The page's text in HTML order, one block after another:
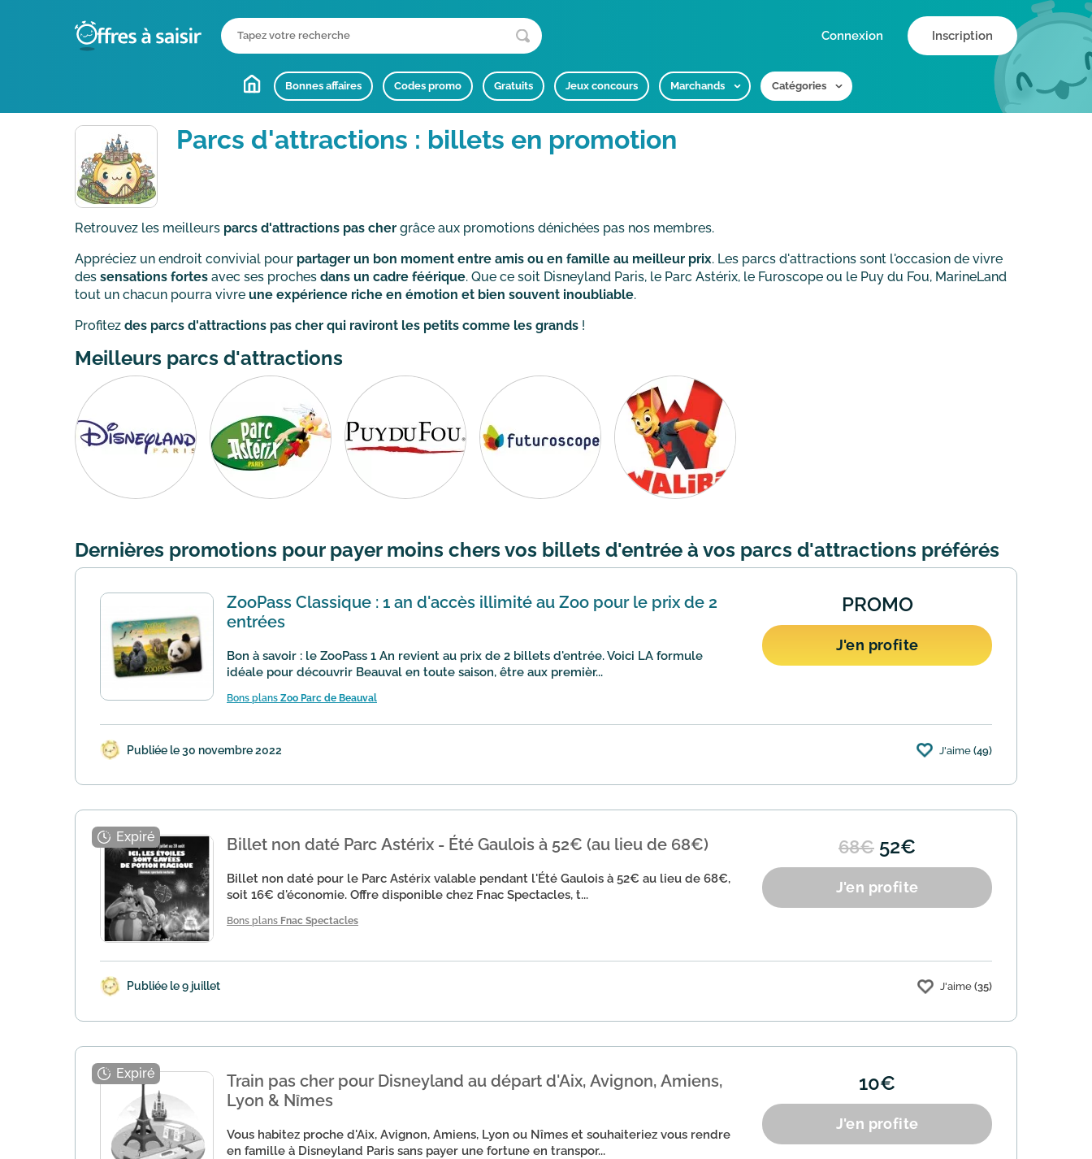
Connexion Inscription
Bonnes affaires Codes promo Gratuits Jeux concours Marchands Catégories
Parcs d'attractions : billets en promotion
Retrouvez les meilleurs parcs d'attractions pas cher grâce aux promotions dénichées pas nos membres.
Appréciez un endroit convivial pour partager un bon moment entre amis ou en famille au meilleur prix. Les parcs d'attractions sont l'occasion de vivre
des sensations fortes avec ses proches dans un cadre féérique. Que ce soit Disneyland Paris, le Parc Astérix, le Furoscope ou le Puy du Fou, MarineLand
tout un chacun pourra vivre une expérience riche en émotion et bien souvent inoubliable.
Profitez des parcs d'attractions pas cher qui raviront les petits comme les grands !
Meilleurs parcs d'attractions
Dernières promotions pour payer moins chers vos billets d'entrée à vos parcs d'attractions préférés
ZooPass Classique : 1 an d'accès illimité au Zoo pour le prix de 2
entrées
Bon à savoir : le ZooPass 1 An revient au prix de 2 billets d'entrée. Voici LA formule
idéale pour découvrir Beauval en toute saison, être aux premièr...
Bons plans Zoo Parc de Beauval
PROMO
J'en profite
Publiée le 30 novembre 2022 J'aime (49)
Billet non daté Parc Astérix - Été Gaulois à 52€ (au lieu de 68€)
Billet non daté pour le Parc Astérix valable pendant l'Été Gaulois à 52€ au lieu de 68€,
soit 16€ d'économie. Offre disponible chez Fnac Spectacles, t...
Bons plans Fnac Spectacles
68€ 52€
J'en profite
Publiée le 9 juillet J'aime (35)
Train pas cher pour Disneyland au départ d'Aix, Avignon, Amiens,
Lyon & Nîmes
Vous habitez proche d'Aix, Avignon, Amiens, Lyon ou Nîmes et souhaiteriez vous rendre
en famille à Disneyland Paris sans payer une fortune en transpor...
10€
J'en profite